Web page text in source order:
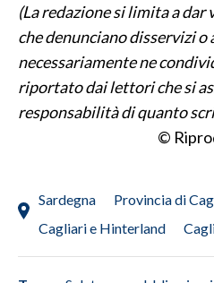
(La redazione si limita a dar
che denunciano disservizi o
necessariamente ne
riportato dai lettori che si
responsabilità di quanto
©
Sardegna
Provincia di
Cagliari e Hinterland